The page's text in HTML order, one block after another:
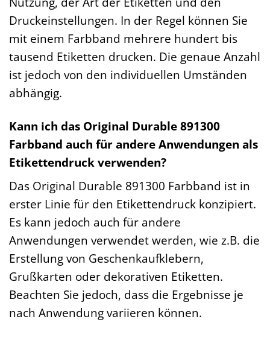
Druckeinstellungen. In der Regel können Sie
mit einem Farbband mehrere hundert bis
tausend Etiketten drucken. Die genaue Anzahl
ist jedoch von den individuellen Umständen
abhängig.
Kann ich das Original Durable 891300
Farbband auch für andere Anwendungen als
Etikettendruck verwenden?
Das Original Durable 891300 Farbband ist in
erster Linie für den Etikettendruck konzipiert.
Es kann jedoch auch für andere
Anwendungen verwendet werden, wie z.B. die
Erstellung von Geschenkaufklebern,
Grußkarten oder dekorativen Etiketten.
Beachten Sie jedoch, dass die Ergebnisse je
nach Anwendung variieren können.